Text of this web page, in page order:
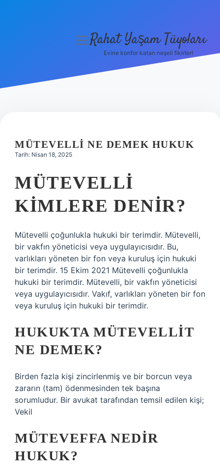
Hakkımızda
menüyü
Rahat Yaşam Tüyoları
Evine konfor katan neşeli fikirler!
MÜTEVELLI NE DEMEK HUKUK
Tarih: Nisan 18, 2025
MÜTEVELLI
KIMLERE DENIR?
Mütevelli çoğunlukla hukuki bir terimdir. Mütevelli,
bir vakfın yöneticisi veya uygulayıcısıdır. Bu,
varlıkları yöneten bir fon veya kuruluş için hukuki
bir terimdir. 15 Ekim 2021 Mütevelli çoğunlukla
hukuki bir terimdir. Mütevelli, bir vakfın yöneticisi
veya uygulayıcısıdır. Vakıf, varlıkları yöneten bir fon
veya kuruluş için hukuki bir terimdir.
HUKUKTA MÜTEVELLIT
NE DEMEK?
Birden fazla kişi zincirlenmiş ve bir borcun veya
zararın (tam) ödenmesinden tek başına
sorumludur. Bir avukat tarafından temsil edilen kişi;
Vekil
MÜTEVEFFA NEDIR
HUKUK?